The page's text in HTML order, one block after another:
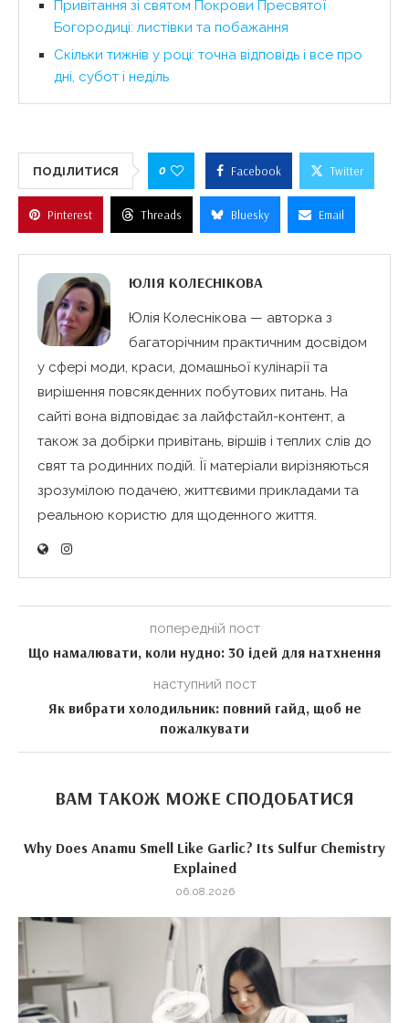
Привітання зі святом Покрови Пресвятої
Богородиці: листівки та побажання
Скільки тижнів у році: точна відповідь і все про
дні, субот і неділь
ПОДІЛИТИСЯ 0 Facebook Twitter
Pinterest Threads Bluesky Email
ЮЛІЯ КОЛЕСНІКОВА
Юлія Колеснікова — авторка з
багаторічним практичним досвідом
у сфері моди, краси, домашньої кулінарії та
вирішення повсякденних побутових питань. На
сайті вона відповідає за лайфстайл-контент, а
також за добірки привітань, віршів і теплих слів до
свят та родинних подій. Її матеріали вирізняються
зрозумілою подачею, життєвими прикладами та
реальною користю для щоденного життя.
попередній пост
Що намалювати, коли нудно: 30 ідей для натхнення
наступний пост
Як вибрати холодильник: повний гайд, щоб не
пожалкувати
ВАМ ТАКОЖ МОЖЕ СПОДОБАТИСЯ
Why Does Anamu Smell Like Garlic? Its Sulfur Chemistry
Explained
06.08.2026